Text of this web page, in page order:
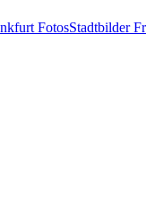
FotosStadtbilder